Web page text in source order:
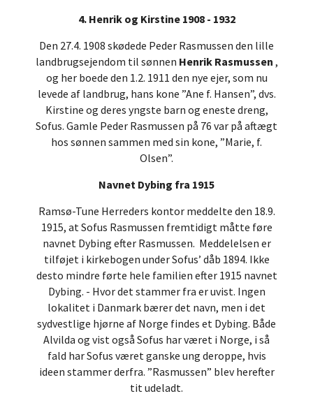
4. Henrik og Kirstine 1908 - 1932
Den 27.4. 1908 skødede Peder Rasmussen den lille
landbrugsejendom til sønnen Henrik Rasmussen ,
og her boede den 1.2. 1911 den nye ejer, som nu
levede af landbrug, hans kone ”Ane f. Hansen”, dvs.
Kirstine og deres yngste barn og eneste dreng,
Sofus. Gamle Peder Rasmussen på 76 var på aftægt
hos sønnen sammen med sin kone, ”Marie, f.
Olsen”.
Navnet Dybing fra 1915
Ramsø-Tune Herreders kontor meddelte den 18.9.
1915, at Sofus Rasmussen fremtidigt måtte føre
navnet Dybing efter Rasmussen. Meddelelsen er
tilføjet i kirkebogen under Sofus’ dåb 1894. Ikke
desto mindre førte hele familien efter 1915 navnet
Dybing. - Hvor det stammer fra er uvist. Ingen
lokalitet i Danmark bærer det navn, men i det
sydvestlige hjørne af Norge findes et Dybing. Både
Alvilda og vist også Sofus har været i Norge, i så
fald har Sofus været ganske ung deroppe, hvis
ideen stammer derfra. ”Rasmussen” blev herefter
tit udeladt.